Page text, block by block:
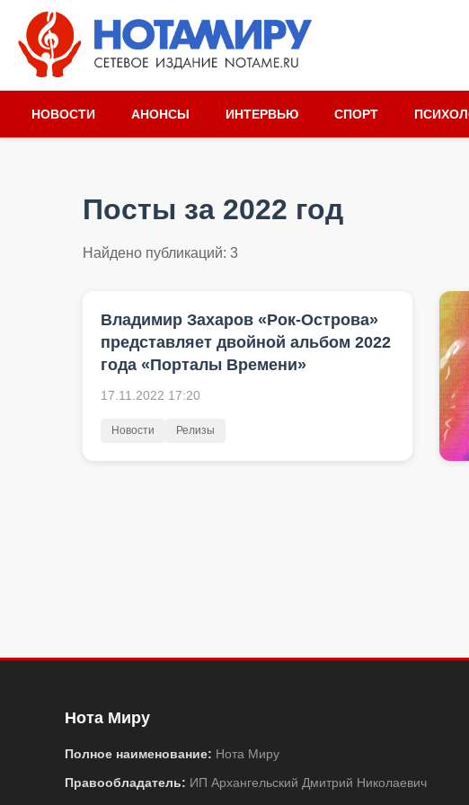
НОВОСТИ АНОНСЫ ИНТЕРВЬЮ СПОРТ
Посты за 2022 год
Найдено публикаций: 3
Владимир Захаров «Рок-Острова»
представляет двойной альбом 2022
года «Порталы Времени»
17.11.2022 17:20
Новости Релизы
Нота Миру
Полное наименование: Нота Миру
Правообладатель: ИП Архангельский Дмитрий Николаевич